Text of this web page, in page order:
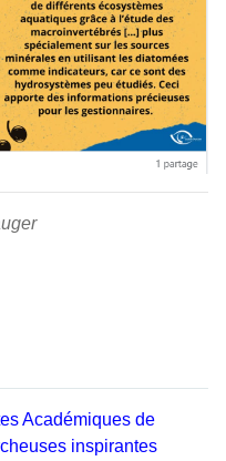
Académiques de
inspirantes